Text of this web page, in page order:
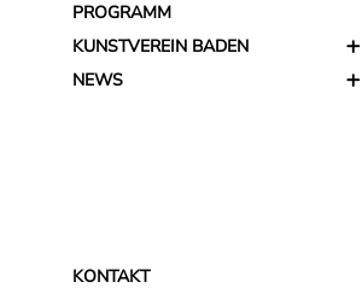
PROGRAMM
KUNSTVEREIN BADEN
NEWS
KONTAKT